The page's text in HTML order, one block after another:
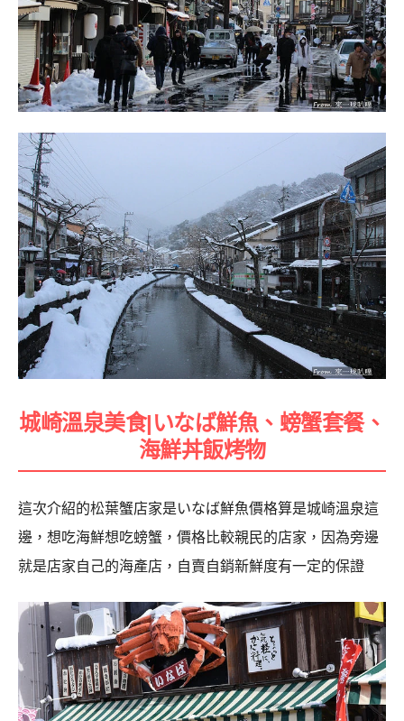
城崎溫泉美食|いなば鮮魚、螃蟹套餐、
海鮮丼飯烤物
這次介紹的松葉蟹店家是いなば鮮魚價格算是城崎溫泉這
邊，想吃海鮮想吃螃蟹，價格比較親民的店家，因為旁邊
就是店家自己的海產店，自賣自銷新鮮度有一定的保證